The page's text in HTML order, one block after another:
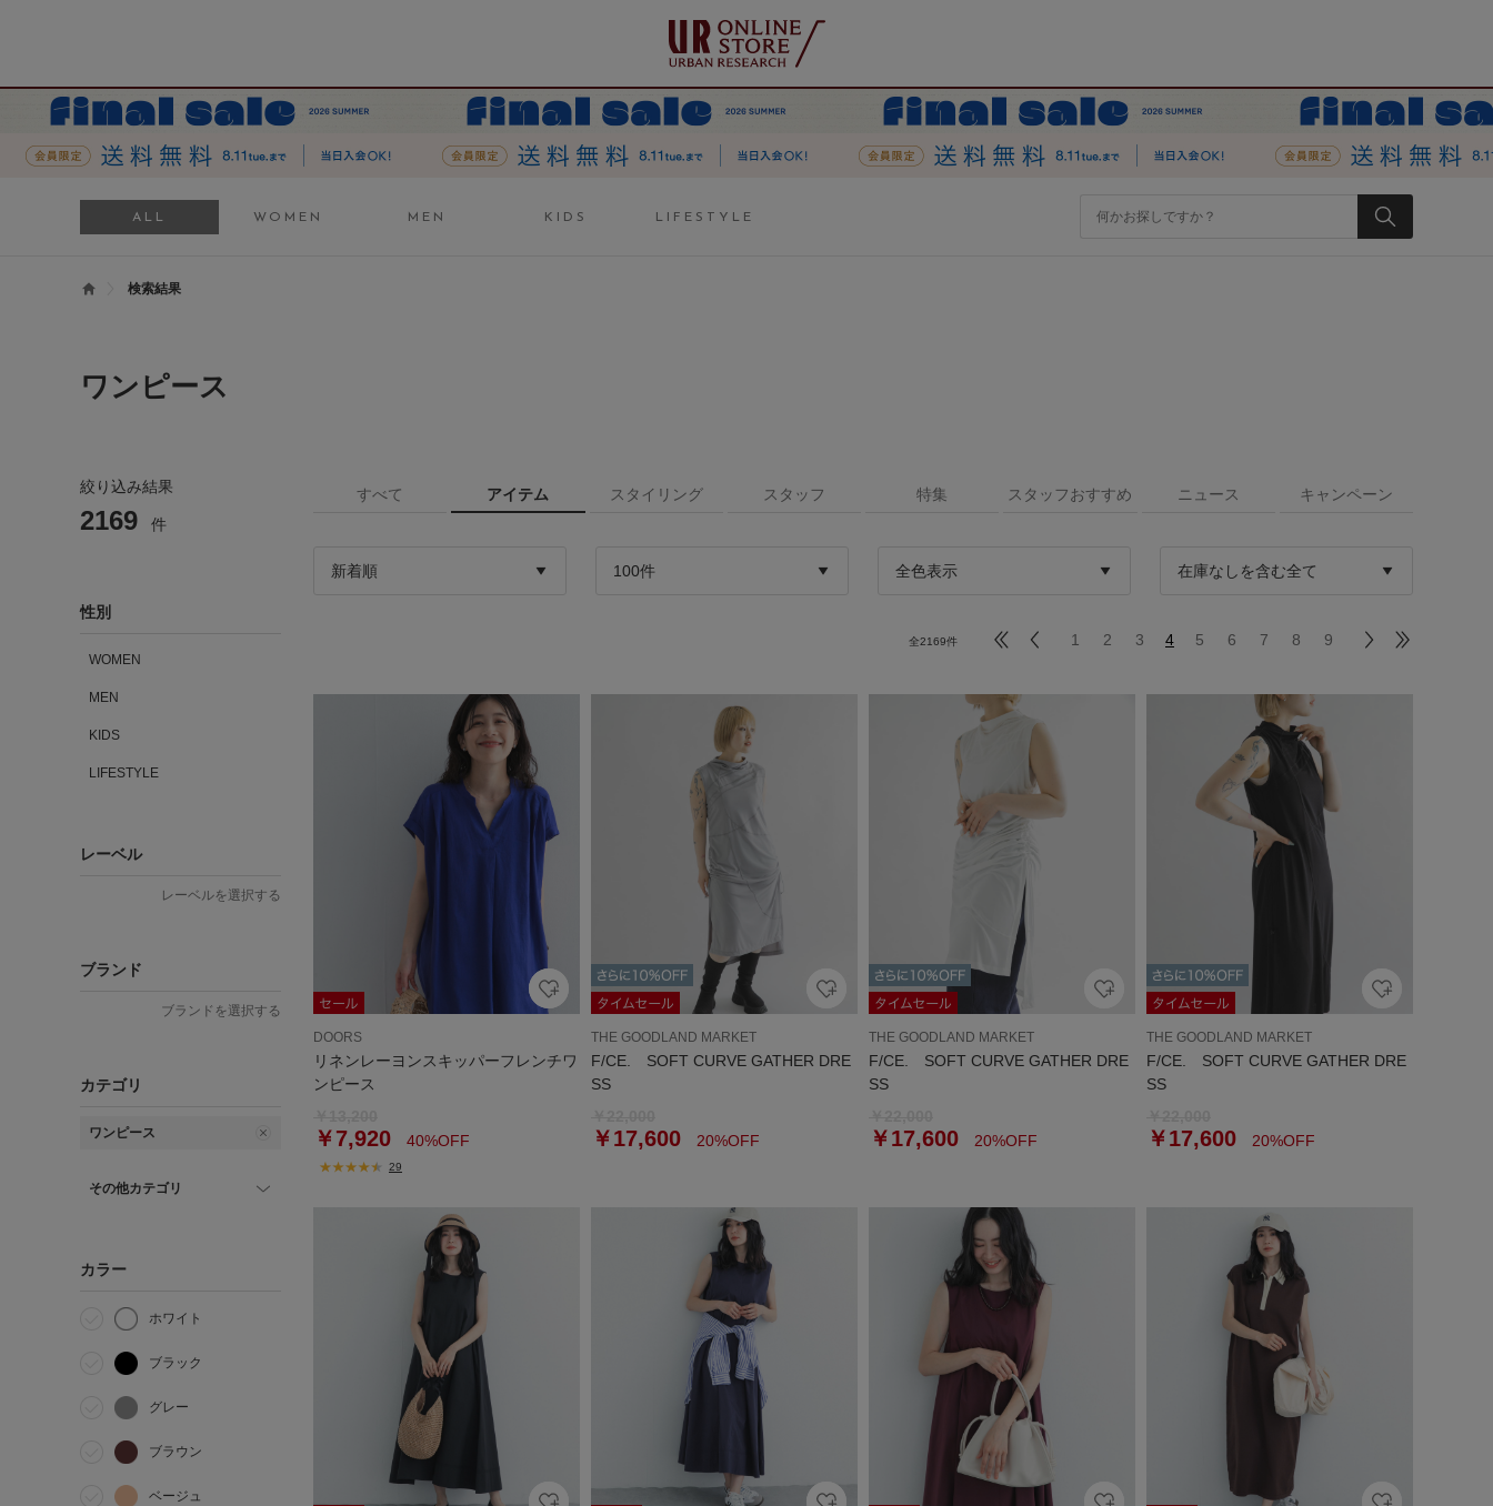
ALL WOMEN MEN KIDS LIFESTYLE
検索結果
ワンピース
絞り込み結果
2169 件
性別
WOMEN
MEN
KIDS
LIFESTYLE
レーベル
レーベルを選択する
ブランド
ブランドを選択する
カテゴリ
ワンピース
その他カテゴリ
カラー
ホワイト
ブラック
グレー
ブラウン
ベージュ
すべて アイテム スタイリング スタッフ 特集 スタッフおすすめ ニュース キャンペーン
全2169件 1 2 3 4 5 6 7 8 9
DOORS
リネンレーヨンスキッパーフレンチワ
ンピース
￥7,920 40%OFF
29
THE GOODLAND MARKET
F/CE. SOFT CURVE GATHER DRE
SS
￥17,600 20%OFF
THE GOODLAND MARKET
F/CE. SOFT CURVE GATHER DRE
SS
￥17,600 20%OFF
THE GOODLAND MARKET
F/CE. SOFT CURVE GATHER DRE
SS
￥17,600 20%OFF